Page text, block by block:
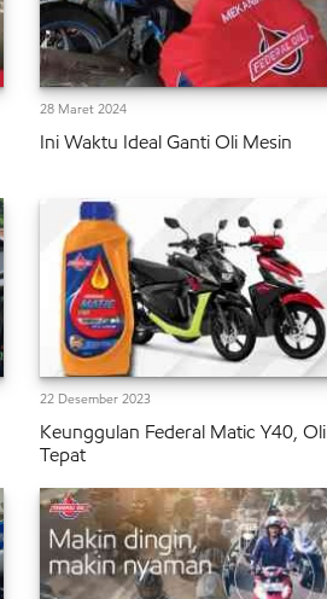
28 Maret 2024
Ini Waktu Ideal Ganti Oli Mesin
22 Desember 2023
Keunggulan Federal Matic Y40, Oli
Tepat